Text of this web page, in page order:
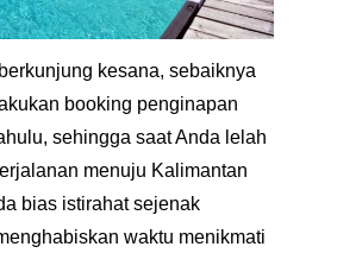
kesana, sebaiknya
booking penginapan
sehingga saat Anda lelah
menuju Kalimantan
bias istirahat sejenak
waktu menikmati